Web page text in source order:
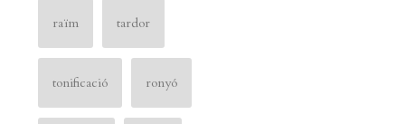
raïm tardor
tonificació ronyó